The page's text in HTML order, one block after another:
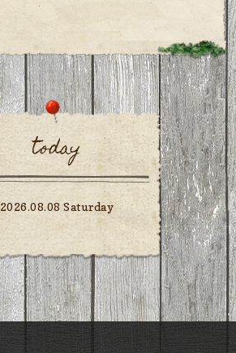
today
2026.08.08 Saturday